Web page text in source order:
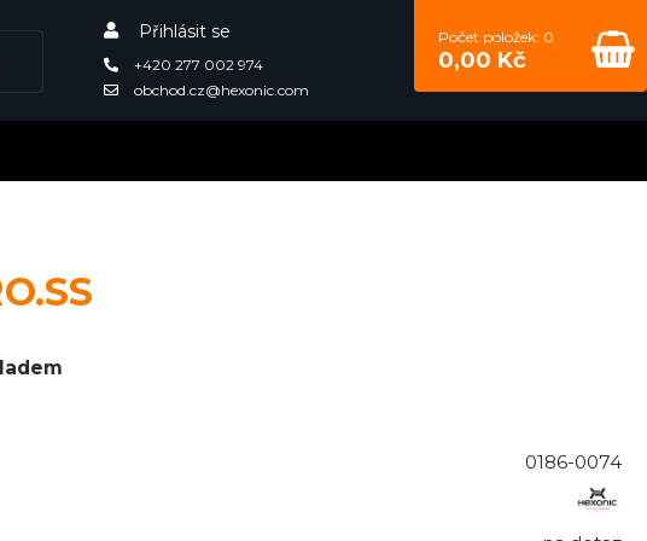
+420 277 002 974
obchod.cz@hexonic.com
Přihlásit se Počet položek: 0
0,00 Kč
0186-0074